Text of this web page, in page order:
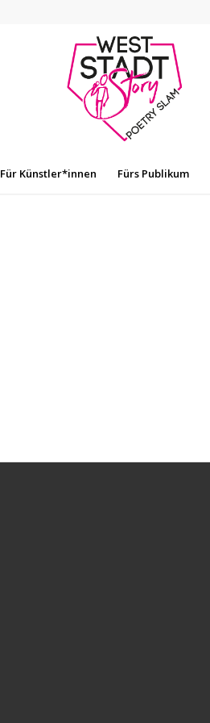
Für Künstler*innen Fürs Publikum